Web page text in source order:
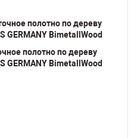
полотно по дереву
GERMANY BimetallWood